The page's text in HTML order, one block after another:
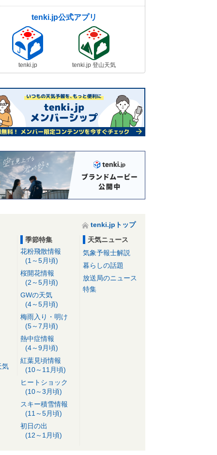
tenki.jp公式アプリ
tenki.jp tenki.jp 登山天気
tenki.jpトップ
気
季節特集
花粉飛散情報
(1～5月頃)
桜開花情報
(2～5月頃)
GWの天気
(4～5月頃)
梅雨入り・明け
(5～7月頃)
熱中症情報
(4～9月頃)
紅葉見頃情報
(10～11月頃)
ヒートショック
(10～3月頃)
スキー積雪情報
(11～5月頃)
初日の出
(12～1月頃)
天気ニュース
気象予報士解説
暮らしの話題
放送局のニュース
特集